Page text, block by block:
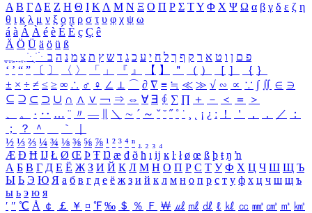
Α Β ΓΔ Ε Ζ Η Θ Ι ΚΛ Μ Ν Ξ Ο Π Ρ Σ ΤΥ Φ Χ Ψ Ω α β γ δ ε ζ η
θ ι κ λ μ ν ξ ο π ρ σ τ υ φ χ ψ ω
á à Á À é è É È ç Ç ê
Ä Ö Ü ä ö ü ß
ִֶֹ ֻּ ׁׂ פ ם ן ו ט א ר ק ף ך ל ח י ע כ ג ד ש ץ ת צ מ נ ה ב
‘ ’ “ ” 〔 〕 〈 〉 「 」 『 』 【 】 ＂ （ ） ［ ］ ｛ ｝
± × ÷ ≠ ≤ ≥ ∞ ∴ ♂ ♀ ∠ ⊥ ⌒ ∂ ∇ ≡ ≒ ≪ ≫ √ ∽ ∝ ∵ ∫ ∬ ∈ ∋
⊆ ⊇ ⊂ ⊃ ∪ ∩ ∧ ∨ ￢ ⇒ ⇔ ∀ ∃ ∮ ∑ ∏ ＋ － ＜ ＝
＞
、
。 · ‥ … ¨ 〃 ― ＼ ∼ ´ ～ ˇ ˘ ˝ ˚ ˙ ¸ ¡ ¿ ː ！ ＇ ， ． ／
：
；
？ ＾ ｀
½ ⅓ ⅔ ¼ ¾ ⅛ ⅜ ⅝ ⅞ ¹ ² ³ ⁴ ⁿ ₁ ₂ ₃ ₄
Æ Ð Ħ Ĳ Ł Ø Œ Þ Ŧ Ŋ æ đ ð ħ ı ĳ ĸ ŀ ł ø œ ß þ ŧ ŋ ŉ
А Б В Г Д Е Ё Ж З И Й К Л М Н О П Р С Т У Ф Х Ц Ч Ш Щ Ъ
Ы Ь Э Ю Я а б в г д е ё ж з и й к л м н о п р с т у ф х ц ч ш щ ъ
ы ь э ю я
′ ″ ℃ Å ￠ ￡ ￥ ¤ ℉ ‰ ＄ ％ Ｆ ￦ ㎕ ㎖ ㎗ ℓ ㎘ ㏄ ㎣ ㎤ ㎥ ㎦